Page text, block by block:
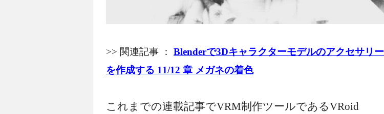
>> 関連記事 ： Blenderで3Dキャラクターモデルのアクセサリー
を作成する 11/12 章 メガネの着色
これまでの連載記事でVRM制作ツールであるVRoid